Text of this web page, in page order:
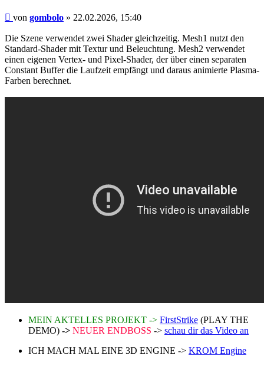
Beitrag
von gombolo » 22.02.2026, 15:40
Die Szene verwendet zwei Shader gleichzeitig. Mesh1 nutzt den
Standard-Shader mit Textur und Beleuchtung. Mesh2 verwendet
einen eigenen Vertex- und Pixel-Shader, der über einen separaten
Constant Buffer die Laufzeit empfängt und daraus animierte Plasma-
Farben berechnet.
MEIN AKTELLES PROJEKT -> FirstStrike (PLAY THE
DEMO) -> NEUER ENDBOSS -> schau dir das Video an
ICH MACH MAL EINE 3D ENGINE -> KROM Engine